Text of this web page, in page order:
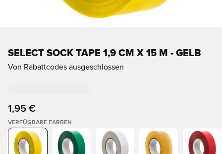
SELECT SOCK TAPE 1,9 CM X 15 M - GELB
Von Rabattcodes ausgeschlossen
1,95 €
VERFÜGBARE FARBEN